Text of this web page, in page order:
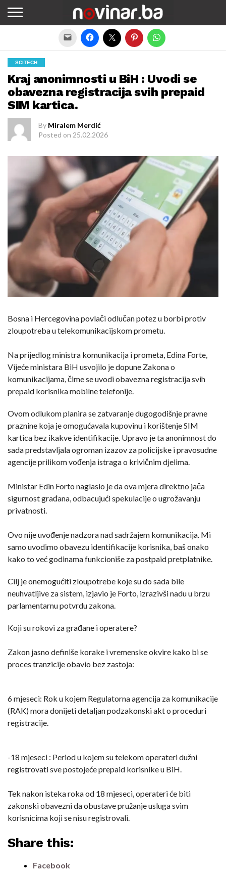
SCITECH
Kraj anonimnosti u BiH : Uvodi se
obavezna registracija svih prepaid
SIM kartica.
By Miralem Merdić
Posted on 25.02.2026
Bosna i Hercegovina povlači odlučan potez u borbi protiv
zloupotreba u telekomunikacijskom prometu.
Na prijedlog ministra komunikacija i prometa, Edina Forte,
Vijeće ministara BiH usvojilo je dopune Zakona o
komunikacijama, čime se uvodi obavezna registracija svih
prepaid korisnika mobilne telefonije.
Ovom odlukom planira se zatvaranje dugogodišnje pravne
praznine koja je omogućavala kupovinu i korištenje SIM
kartica bez ikakve identifikacije. Upravo je ta anonimnost do
sada predstavljala ogroman izazov za policijske i pravosudne
agencije prilikom vođenja istraga o krivičnim djelima.
Ministar Edin Forto naglasio je da ova mjera direktno jača
sigurnost građana, odbacujući spekulacije o ugrožavanju
privatnosti.
Ovo nije uvođenje nadzora nad sadržajem komunikacija. Mi
samo uvodimo obavezu identifikacije korisnika, baš onako
kako to već godinama funkcioniše za postpaid pretplatnike.
Cilj je onemogućiti zloupotrebe koje su do sada bile
neuhvatljive za sistem, izjavio je Forto, izrazivši nadu u brzu
parlamentarnu potvrdu zakona.
Koji su rokovi za građane i operatere?
Zakon jasno definiše korake i vremenske okvire kako bi se
proces tranzicije obavio bez zastoja:
6 mjeseci: Rok u kojem Regulatorna agencija za komunikacije
(RAK) mora donijeti detaljan podzakonski akt o proceduri
registracije.
-18 mjeseci : Period u kojem su telekom operateri dužni
registrovati sve postojeće prepaid korisnike u BiH.
Tek nakon isteka roka od 18 mjeseci, operateri će biti
zakonski obavezni da obustave pružanje usluga svim
korisnicima koji se nisu registrovali.
Share this:
Facebook
Exit mobile version